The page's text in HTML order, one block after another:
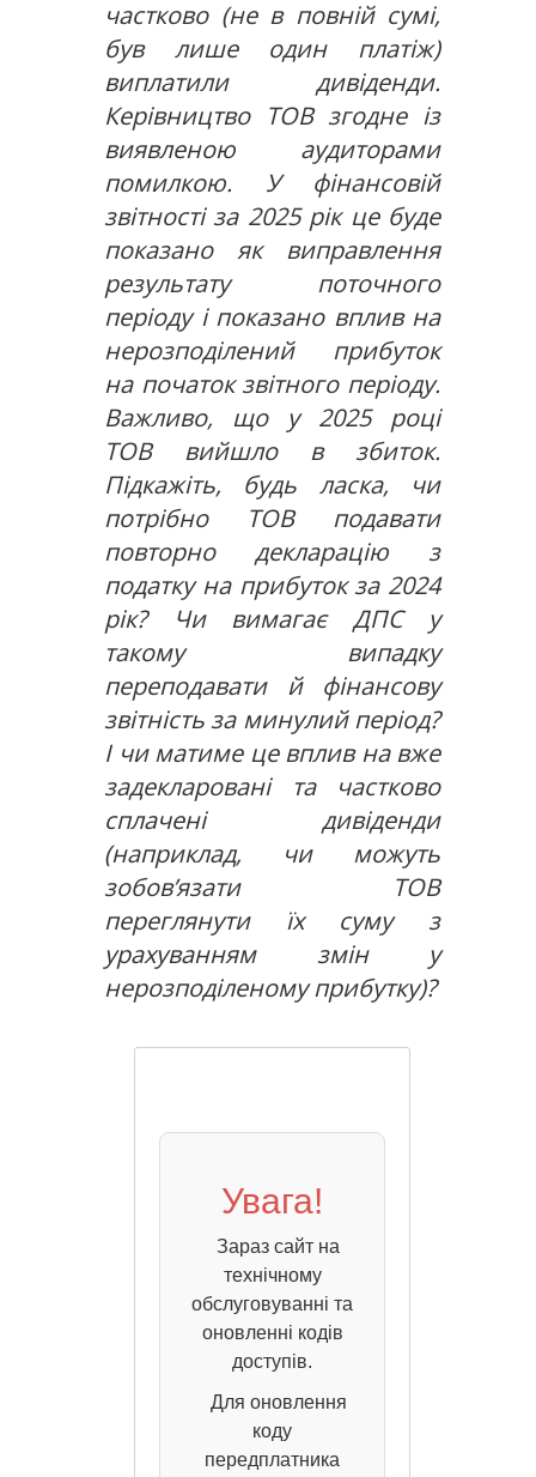
частково (не в повній сумі,
був лише один платіж)
виплатили дивіденди.
Керівництво ТОВ згодне із
виявленою аудиторами
помилкою. У фінансовій
звітності за 2025 рік це буде
показано як виправлення
результату поточного
періоду і показано вплив на
нерозподілений прибуток
на початок звітного періоду.
Важливо, що у 2025 році
ТОВ вийшло в збиток.
Підкажіть, будь ласка, чи
потрібно ТОВ подавати
повторно декларацію з
податку на прибуток за 2024
рік? Чи вимагає ДПС у
такому випадку
переподавати й фінансову
звітність за минулий період?
І чи матиме це вплив на вже
задекларовані та частково
сплачені дивіденди
(наприклад, чи можуть
зобов’язати ТОВ
переглянути їх суму з
урахуванням змін у
нерозподіленому прибутку)?
Увага!
Зараз сайт на
технічному
обслуговуванні та
оновленні кодів
доступів.
Для оновлення
коду
передплатника